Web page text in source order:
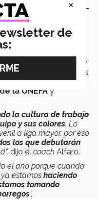
estuvo conformado por
graduaron de los cuales
parte de Borregos
la ONEFA y
la cultura de trabajo
y sus colores. Lo
a liga mayor, por eso
los que debutarán
dijo el coach Alfaro.
el año porque cuando
estamos haciendo
tomando
”.
×
de